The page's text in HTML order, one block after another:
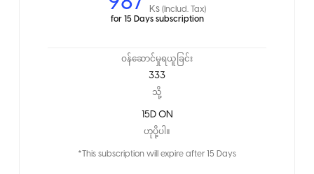
Ks (Includ. Tax)
for 15 Days subscription
ဝန်ဆောင်မှုရယူခြင်း
333
သို့
15D ON
ဟုပို့ပါ။
*This subscription will expire after 15 Days